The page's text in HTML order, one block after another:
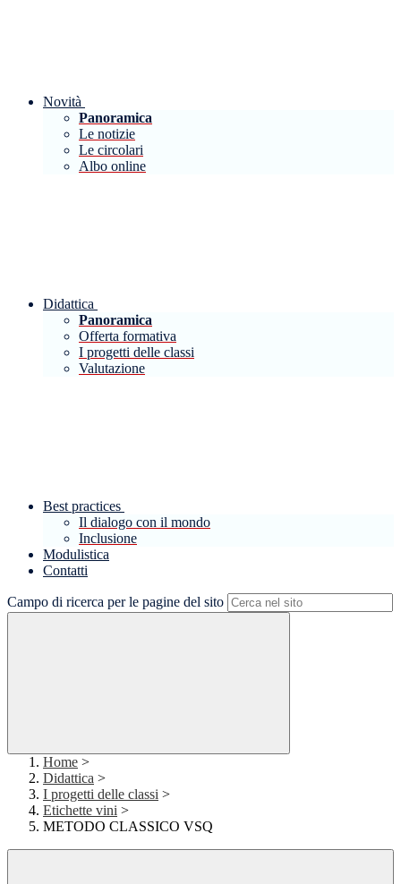
Novità
Panoramica
Le notizie
Le circolari
Albo online
Didattica
Panoramica
Offerta formativa
I progetti delle classi
Valutazione
Best practices
Il dialogo con il mondo
Inclusione
Modulistica
Contatti
Campo di ricerca per le pagine del sito
Home >
Didattica >
I progetti delle classi >
Etichette vini >
METODO CLASSICO VSQ